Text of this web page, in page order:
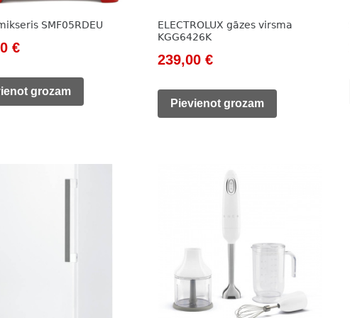
SMF05RDEU
€Current
is:grozam
ELECTROLUX gāzes virsma
KGG6426K
Original
was:
239,00 €Current
is:
Pievienot grozam